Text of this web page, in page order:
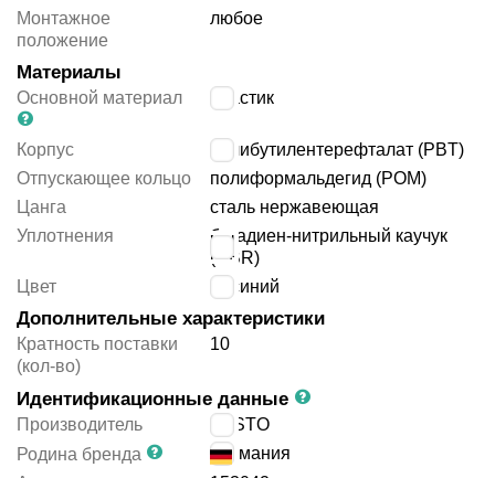
Монтажное
положение
любое
Материалы
Основной материал пластик
Корпус
полибутилентерефталат (PBT)
Отпускающее кольцо
полиформальдегид (POM)
Цанга
сталь нержавеющая
Уплотнения
бутадиен-нитрильный каучук
(NBR)
Цвет
синий
Дополнительные характеристики
Кратность поставки
(кол-во)
10
Идентификационные данные
Производитель
FESTO
Родина бренда
Германия